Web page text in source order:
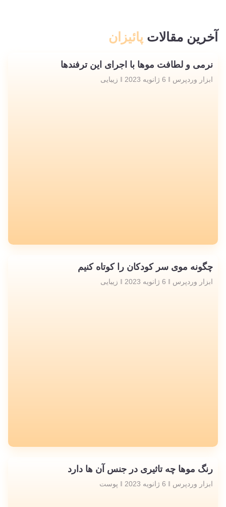
آخرین مقالات پائیزان
نرمی و لطافت موها با اجرای این ترفندها
ابزار وردپرس 6 ژانویه 2023 زیبایی
چگونه موی سر کودکان را کوتاه کنیم
ابزار وردپرس 6 ژانویه 2023 زیبایی
رنگ موها چه تاثیری در جنس آن ها دارد
ابزار وردپرس 6 ژانویه 2023 پوست